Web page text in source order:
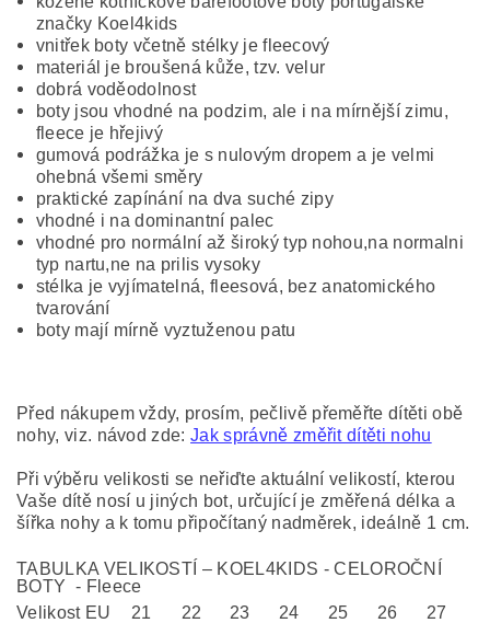
značky Koel4kids
vnitřek boty včetně stélky je fleecový
materiál je broušená kůže, tzv. velur
dobrá voděodolnost
boty jsou vhodné na podzim, ale i na mírnější zimu,
fleece je hřejivý
gumová podrážka je s nulovým dropem a je velmi
ohebná všemi směry
praktické zapínání na dva suché zipy
vhodné i na dominantní palec
vhodné pro normální až široký typ nohou,na normalni
typ nartu,ne na prilis vysoky
stélka je vyjímatelná, fleesová, bez anatomického
tvarování
boty mají mírně vyztuženou patu
Před nákupem vždy, prosím, pečlivě přeměřte dítěti obě
nohy, viz. návod zde:Jak správně změřit dítěti nohu
Při výběru velikosti se neřiďte aktuální velikostí, kterou
Vaše dítě nosí u jiných bot, určující je změřená délka a
šířka nohy a k tomu připočítaný nadměrek, ideálně 1 cm.
TABULKA VELIKOSTÍ – KOEL4KIDS - CELOROČNÍ
BOTY - Fleece
Velikost EU
21 22 23 24 25 26
27